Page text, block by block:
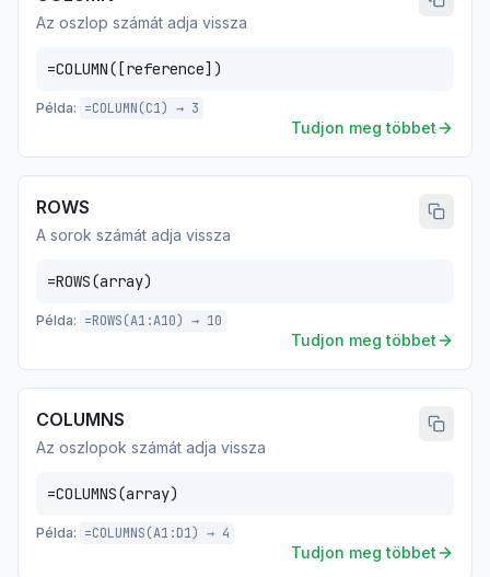
Az oszlop számát adja vissza
=COLUMN([reference])
Példa: =COLUMN(C1) → 3
Tudjon meg többet
ROWS
A sorok számát adja vissza
=ROWS(array)
Példa: =ROWS(A1:A10) → 10
Tudjon meg többet
COLUMNS
Az oszlopok számát adja vissza
=COLUMNS(array)
Példa: =COLUMNS(A1:D1) → 4
Tudjon meg többet